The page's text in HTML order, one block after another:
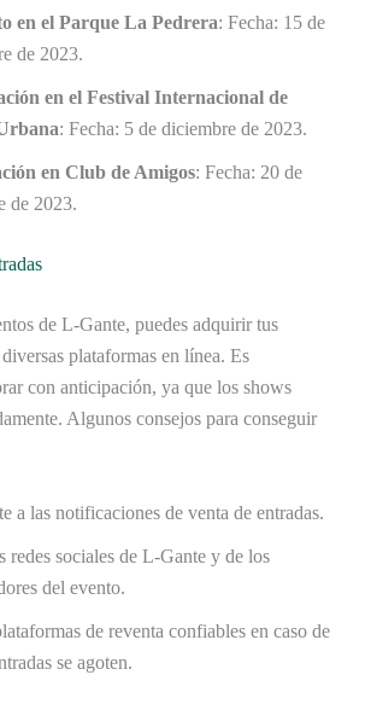
en el Parque La Pedrera: Fecha: 15 de
de 2023.
en el Festival Internacional de
: Fecha: 5 de diciembre de 2023.
en Club de Amigos: Fecha: 20 de
de 2023.
de L-Gante, puedes adquirir tus
plataformas en línea. Es
con anticipación, ya que los shows
Algunos consejos para conseguir
a las notificaciones de venta de entradas.
redes sociales de L-Gante y de los
del evento.
de reventa confiables en caso de
se agoten.